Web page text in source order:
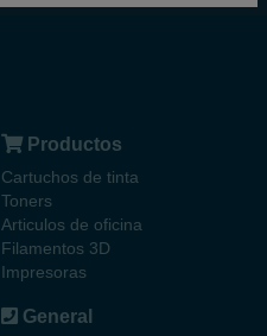
Productos
Cartuchos de tinta
Toners
Articulos de oficina
Filamentos 3D
Impresoras
General